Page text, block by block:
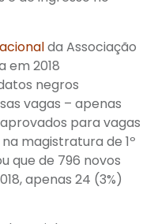
da Associação
em 2018
negros
vagas – apenas
para vagas
na magistratura de 1º
que de 796 novos
apenas 24 (3%)